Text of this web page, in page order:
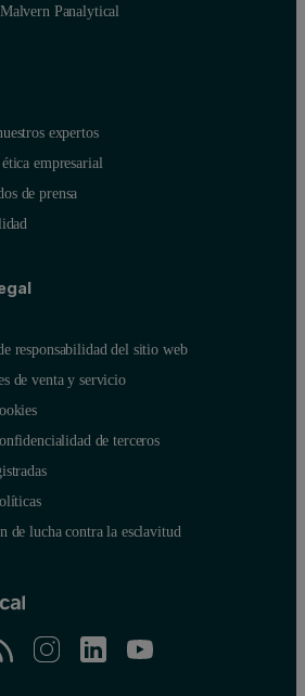
Panalytical
expertos
empresarial
de prensa
responsabilidad del sitio web
de venta y servicio
de terceros
de lucha contra la esclavitud